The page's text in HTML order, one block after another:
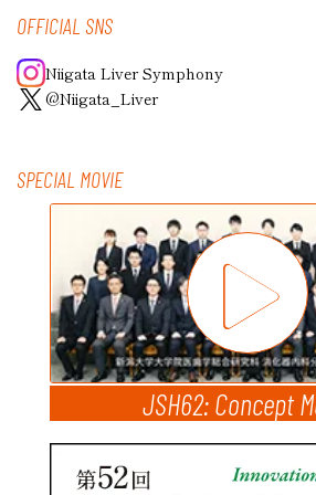
OFFICIAL SNS
Niigata Liver Symphony
@Niigata_Liver
SPECIAL MOVIE
JSH62: Concept